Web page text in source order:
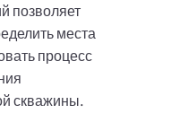
позволяет
места
процесс
скважины.